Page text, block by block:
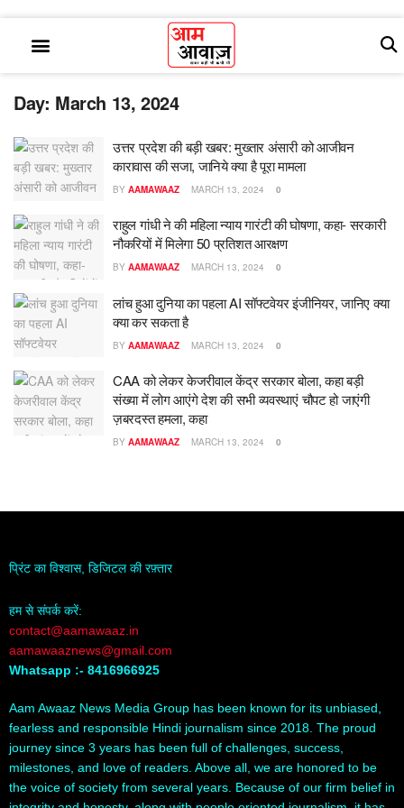
Day: March 13, 2024
उत्तर प्रदेश की बड़ी खबर: मुख्तार अंसारी को आजीवन
कारावास की सजा, जानिये क्या है पूरा मामला
BY AAMAWAAZ MARCH 13, 2024 0
राहुल गांधी ने की महिला न्याय गारंटी की घोषणा, कहा- सरकारी
नौकरियों में मिलेगा 50 प्रतिशत आरक्षण
BY AAMAWAAZ MARCH 13, 2024 0
लांच हुआ दुनिया का पहला AI सॉफ्टवेयर इंजीनियर, जानिए क्या
क्या कर सकता है
BY AAMAWAAZ MARCH 13, 2024 0
CAA को लेकर केजरीवाल केंद्र सरकार बोला, कहा बड़ी
संख्या में लोग आएंगे देश की सभी व्यवस्थाएं चौपट हो जाएंगी
ज़बरदस्त हमला, कहा
BY AAMAWAAZ MARCH 13, 2024 0
प्रिंट का विश्वास, डिजिटल की रफ़्तार
हम से संपर्क करें:
contact@aamawaaz.in
aamawaaznews@gmail.com
Whatsapp :- 8416966925
Aam Awaaz News Media Group has been known for its unbiased,
fearless and responsible Hindi journalism since 2018. The proud
journey since 3 years has been full of challenges, success,
milestones, and love of readers. Above all, we are honored to be
the voice of society from several years. Because of our firm belief in